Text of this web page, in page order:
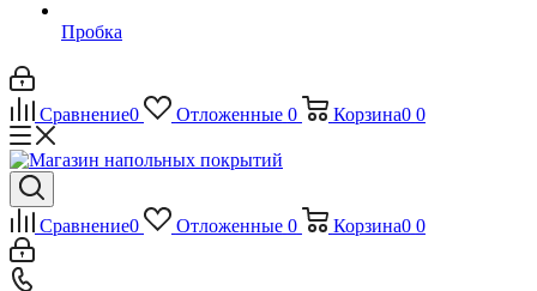
Пробка
Сравнение0 Отложенные 0 Корзина0 0
Сравнение0 Отложенные 0 Корзина0 0